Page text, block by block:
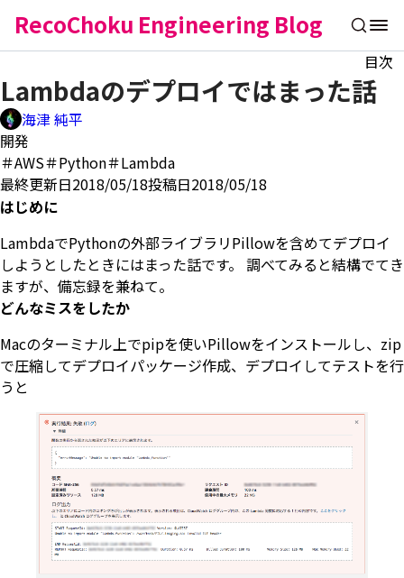
RecoChoku Engineering Blog
目次
Lambdaのデプロイではまった話
海津 純平
開発
＃AWS＃Python＃Lambda
最終更新日2018/05/18投稿日2018/05/18
はじめに
LambdaでPythonの外部ライブラリPillowを含めてデプロイ
しようとしたときにはまった話です。 調べてみると結構でてき
ますが、備忘録を兼ねて。
どんなミスをしたか
Macのターミナル上でpipを使いPillowをインストールし、zip
で圧縮してデプロイパッケージ作成、デプロイしてテストを行
うと